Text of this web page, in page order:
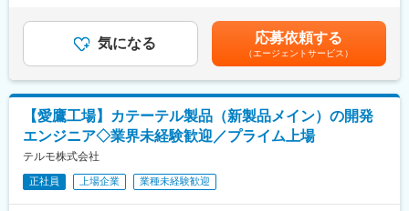
から量産、安定供給を見据えた開発に関われる点が、本部署の大
きな特長です。
医療専業メーカーであるテルモならではの高い品質要求や規制対
応に向き合いながら、「安全に、安定して医薬品を届け続ける」
ことを技術で支える、社会的意義の高い仕事に携わることができ
ます。
変更の範囲：会社の定める業務
■採用背景：
医薬品・医療機器の薬事申請および申請の維持管理の業務量が増
加しており、現状の人員では工数を確保することが困難となって
■業務内容：
製品をいち早く上市するための業務であり、直接的な患者との接
触はありませんが、社会に貢献できることを実感でき、やりがい
のある仕事です。
＜具体的な業務＞
・薬事申請業務（申請書の作成、申請、届け出など）
金はあくまでも目安の金額であり、選考を通じて上下する可能性
があります。月給(月額)は固定手当を含めた表記です。
気になる 応募依頼する
（エージェントサービス）
【愛鷹工場】カテーテル製品（新製品メイン）の開発
エンジニア◇業界未経験歓迎／プライム上場
テルモ株式会社
正社員 上場企業 業種未経験歓迎